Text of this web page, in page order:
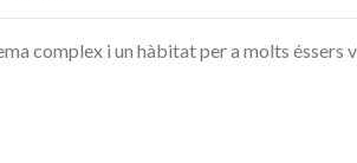
complex i un hàbitat per a molts éssers